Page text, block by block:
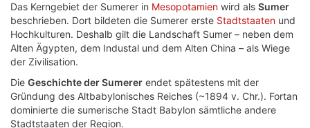
Das Kerngebiet der Sumerer in Mesopotamien wird als Sumer
beschrieben. Dort bildeten die Sumerer erste Stadtstaaten und
Hochkulturen. Deshalb gilt die Landschaft Sumer – neben dem
Alten Ägypten, dem Industal und dem Alten China – als Wiege
der Zivilisation.
Die Geschichte der Sumerer endet spätestens mit der
Gründung des Altbabylonisches Reiches (~1894 v. Chr.). Fortan
dominierte die sumerische Stadt Babylon sämtliche andere
Stadtstaaten der Region.